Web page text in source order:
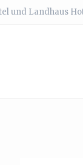
und Landhaus